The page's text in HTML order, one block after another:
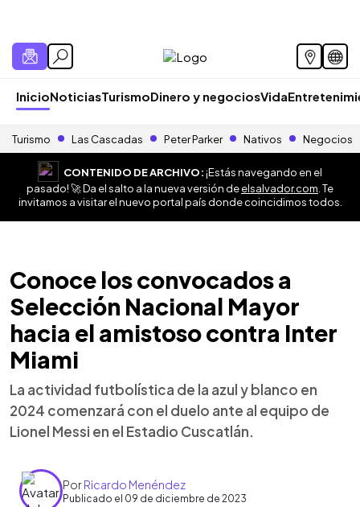
InicioNoticiasTurismoDinero y negociosVida
Turismo Las Cascadas Peter Parker Nativos Negocios
CONTENIDO DE ARCHIVO:¡Estás navegando en el
pasado! 🚀 Da el salto a la nueva versión deelsalvador.com . Te
invitamos a visitar el nuevo portal país donde coincidimos todos.
Conoce los convocados a
Selección Nacional Mayor
hacia el amistoso contra Inter
Miami
La actividad futbolística de la azul y blanco en
2024 comenzará con el duelo ante al equipo de
Lionel Messi en el Estadio Cuscatlán.
PorRicardo Menéndez
Publicado el 09 de diciembre de 2023